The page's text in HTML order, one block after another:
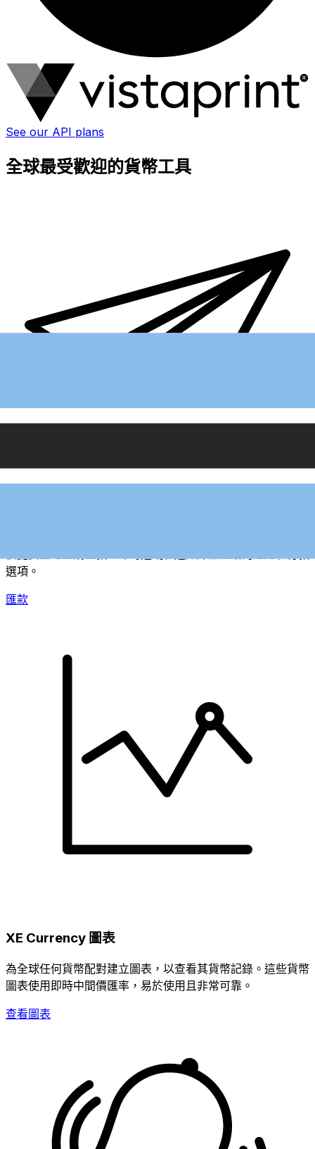
See our API plans
全球最受歡迎的貨幣工具
選項。
匯款
XE Currency 圖表
為全球任何貨幣配對建立圖表，以查看其貨幣記錄。這些貨幣
圖表使用即時中間價匯率，易於使用且非常可靠。
查看圖表